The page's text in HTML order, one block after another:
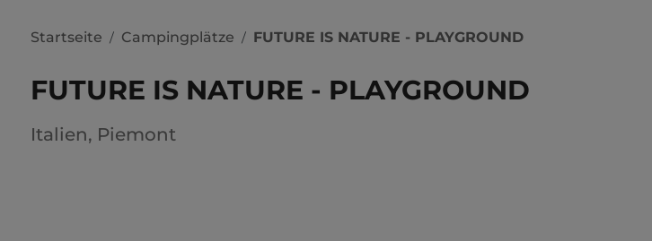
Startseite / Campingplätze / FUTURE IS NATURE - PLAYGROUND
FUTURE IS NATURE - PLAYGROUND
Italien, Piemont